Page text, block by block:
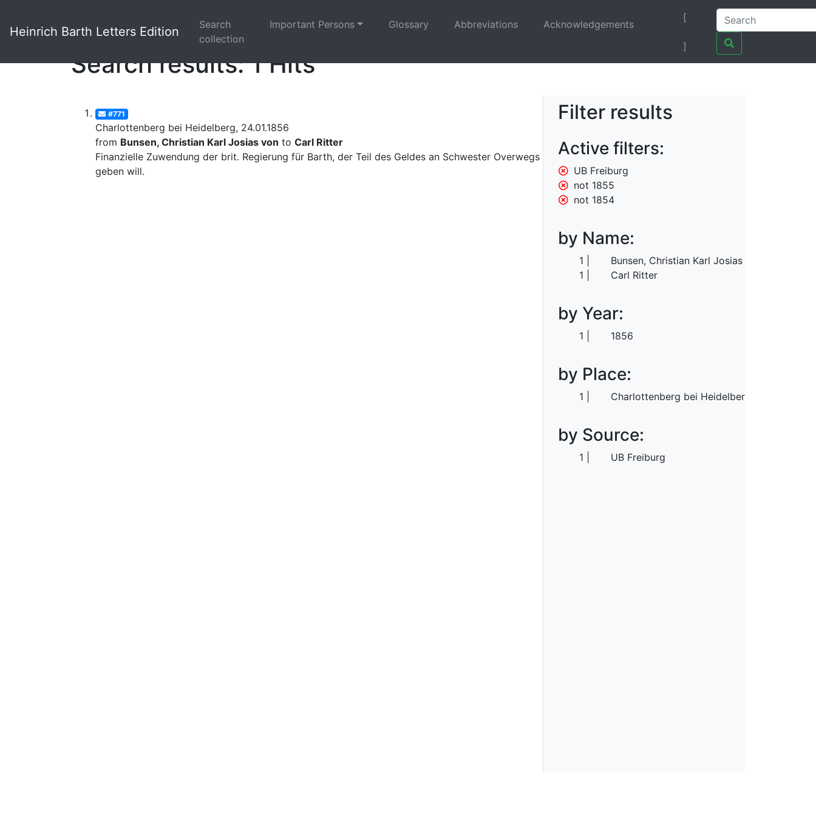
Heinrich Barth Letters Edition
Search
collection
Important Persons Glossary Abbreviations Acknowledgements
[
]
Search results: 1 Hits
#771
Charlottenberg bei Heidelberg, 24.01.1856
from Bunsen, Christian Karl Josias von to Carl Ritter
Finanzielle Zuwendung der brit. Regierung für Barth, der Teil des Geldes an Schwester Overwegs
geben will.
Filter results
Active filters:
UB Freiburg
not 1855
not 1854
by Name:
1
Bunsen, Christian Karl Josias von
1
Carl Ritter
by Year:
1 1856
by Place:
1 Charlottenberg bei Heidelberg
by Source:
1 UB Freiburg